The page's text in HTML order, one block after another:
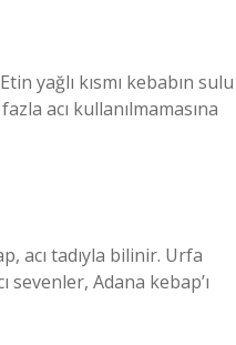
yağlı kısmı kebabın sulu
acı kullanılmamasına
acı tadıyla bilinir. Urfa
sevenler, Adana kebap’ı